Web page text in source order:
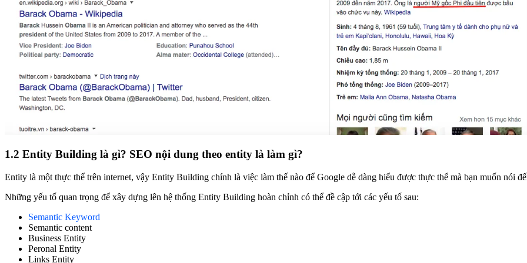
1.2 Entity Building là gì? SEO nội dung theo entity là làm gì?
Entity là một thực thể trên internet, vậy Entity Building chính là việc làm thế nào để Google dễ dàng hiểu được thực thể mà bạn muốn nói
Những yếu tố quan trọng để xây dựng lên hệ thống Entity Building hoàn chỉnh có thể đề cập tới các yếu tố sau:
Semantic Keyword
Semantic content
Business Entity
Peronal Entity
Links Entity